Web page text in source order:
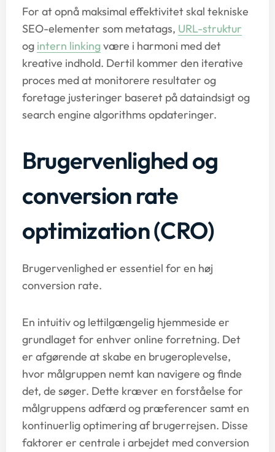
For at opnå maksimal effektivitet skal tekniske
SEO-elementer som metatags, URL-struktur
og intern linkingvære i harmoni med det
kreative indhold. Dertil kommer den iterative
proces med at monitorere resultater og
foretage justeringer baseret på dataindsigt og
search engine algorithms opdateringer.
Brugervenlighed og
conversion rate
optimization (CRO)
Brugervenlighed er essentiel for en høj
conversion rate.
En intuitiv og lettilgængelig hjemmeside er
grundlaget for enhver online forretning. Det
er afgørende at skabe en brugeroplevelse,
hvor målgruppen nemt kan navigere og finde
det, de søger. Dette kræver en forståelse for
målgruppens adfærd og præferencer samt en
kontinuerlig optimering af brugerrejsen. Disse
faktorer er centrale i arbejdet med conversion